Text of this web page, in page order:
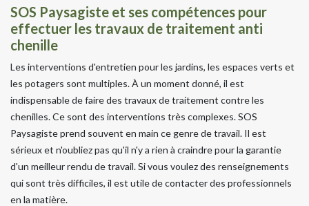
SOS Paysagiste et ses compétences pour
effectuer les travaux de traitement anti
chenille
Les interventions d'entretien pour les jardins, les espaces verts et
les potagers sont multiples. À un moment donné, il est
indispensable de faire des travaux de traitement contre les
chenilles. Ce sont des interventions très complexes. SOS
Paysagiste prend souvent en main ce genre de travail. Il est
sérieux et n'oubliez pas qu'il n'y a rien à craindre pour la garantie
d'un meilleur rendu de travail. Si vous voulez des renseignements
qui sont très difficiles, il est utile de contacter des professionnels
en la matière.